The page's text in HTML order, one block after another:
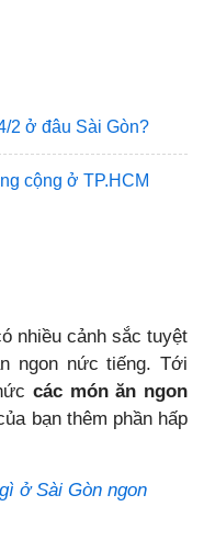
2 ở đâu Sài Gòn?
cộng ở TP.HCM
nhiều cảnh sắc tuyệt
ngon nức tiếng. Tới
các món ăn ngon
bạn thêm phần hấp
ở Sài Gòn ngon